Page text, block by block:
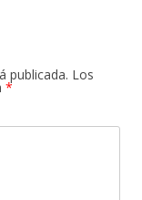
publicada. Los
*